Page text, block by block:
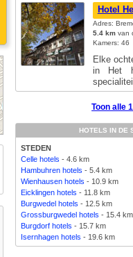
Hotel
Adres:
5.4 kmvan
Kamers: 46
Elke
in Het
Toon alle
HOTELS IN DE
STEDEN
Celle hotels - 4.6 km
Hambuhren hotels - 5.4 km
Wienhausen hotels - 10.9 km
Eicklingen hotels - 11.8 km
Burgwedel hotels - 12.5 km
Grossburgwedel hotels - 15.4 km
Burgdorf hotels - 15.7 km
Isernhagen hotels - 19.6 km